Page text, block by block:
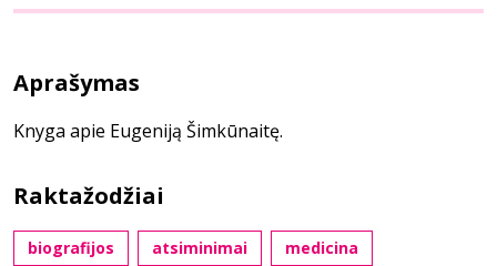
Aprašymas
Knyga apie Eugeniją Šimkūnaitę.
Raktažodžiai
biografijos atsiminimai medicina